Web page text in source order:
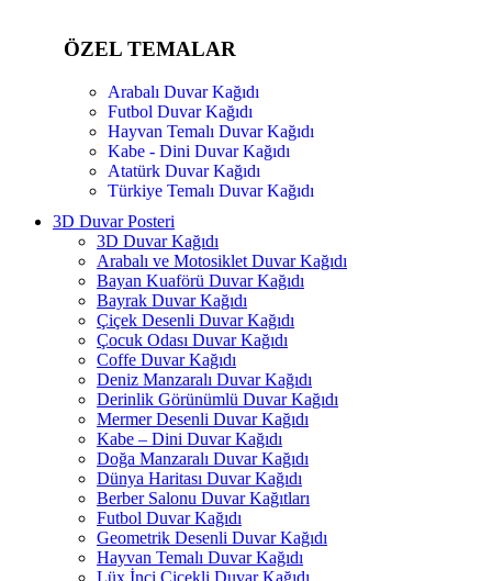
ÖZEL TEMALAR
Arabalı Duvar Kağıdı
Futbol Duvar Kağıdı
Hayvan Temalı Duvar Kağıdı
Kabe - Dini Duvar Kağıdı
Atatürk Duvar Kağıdı
Türkiye Temalı Duvar Kağıdı
3D Duvar Posteri
3D Duvar Kağıdı
Arabalı ve Motosiklet Duvar Kağıdı
Bayan Kuaförü Duvar Kağıdı
Bayrak Duvar Kağıdı
Çiçek Desenli Duvar Kağıdı
Çocuk Odası Duvar Kağıdı
Coffe Duvar Kağıdı
Deniz Manzaralı Duvar Kağıdı
Derinlik Görünümlü Duvar Kağıdı
Mermer Desenli Duvar Kağıdı
Kabe – Dini Duvar Kağıdı
Doğa Manzaralı Duvar Kağıdı
Dünya Haritası Duvar Kağıdı
Berber Salonu Duvar Kağıtları
Futbol Duvar Kağıdı
Geometrik Desenli Duvar Kağıdı
Hayvan Temalı Duvar Kağıdı
Lüx İnci Çicekli Duvar Kağıdı